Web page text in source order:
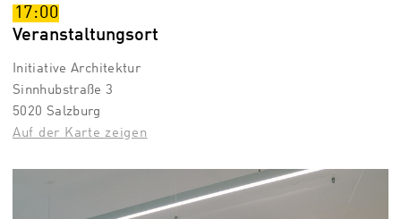
17:00
Veranstaltungsort
Initiative Architektur
Sinnhubstraße 3
5020 Salzburg
Auf der Karte zeigen